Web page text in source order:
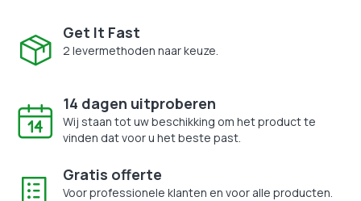
Get It Fast
2 levermethoden naar keuze.
14 dagen uitproberen
Wij staan tot uw beschikking om het product te
vinden dat voor u het beste past.
Gratis offerte
Voor professionele klanten en voor alle producten.